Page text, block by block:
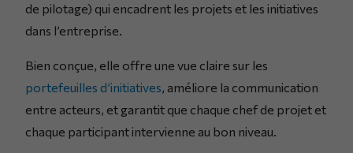
de pilotage) qui encadrent les projets et les initiatives
dans l’entreprise.
Bien conçue, elle offre une vue claire sur les
portefeuilles d’initiatives, améliore la communication
entre acteurs, et garantit que chaque chef de projet et
chaque participant intervienne au bon niveau.